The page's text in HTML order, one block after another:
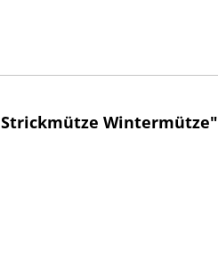
Wintermütze"